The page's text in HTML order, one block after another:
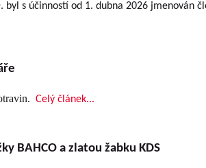
s účinností od 1. dubna 2026 jmenován
Celý článek...
BAHCO a zlatou žabku KDS